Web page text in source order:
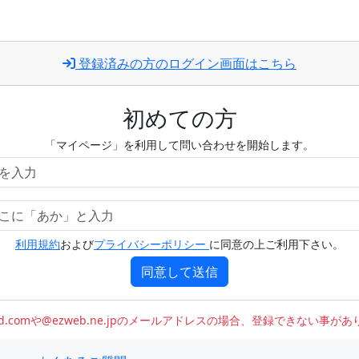
登録済みの方のログイン画面はこちら
初めての方
「マイページ」を利用して問い合わせを開始します。
利用規約およびプライバシーポリシー に同意の上ご利用下さい。
同意して送信
や@ezweb.ne.jpのメールアドレスの場合、登録できない事があ